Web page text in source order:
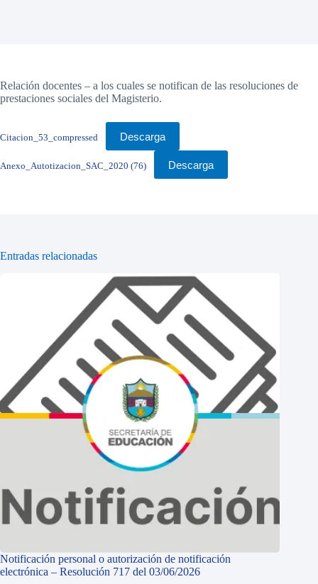
Relación docentes – a los cuales se notifican de las resoluciones de
prestaciones sociales del Magisterio.
Citacion_53_compressed Descarga
Anexo_Autotizacion_SAC_2020 (76) Descarga
Entradas relacionadas
Notificación personal o autorización de notificación
electrónica – Resolución 717 del 03/06/2026